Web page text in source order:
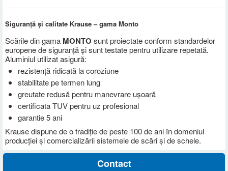
Siguranță și calitate Krause – gama Monto
Scările din gama MONTO sunt proiectate conform standardelor
europene de siguranță și sunt testate pentru utilizare repetată.
Aluminiul utilizat asigură:
rezistență ridicată la coroziune
stabilitate pe termen lung
greutate redusă pentru manevrare ușoară
certificata TUV pentru uz profesional
garantie 5 ani
Krause dispune de o tradiţie de peste 100 de ani în domeniul
producţiei şi comercializării sistemele de scări şi de schele.
Contact